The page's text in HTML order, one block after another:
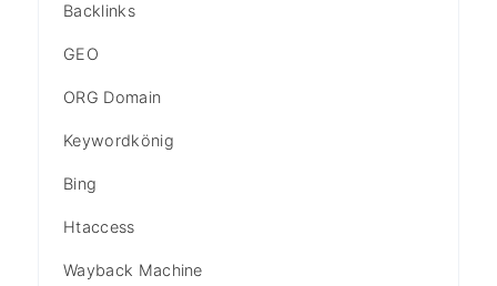
Backlinks
GEO
ORG Domain
Keywordkönig
Bing
Htaccess
Wayback Machine